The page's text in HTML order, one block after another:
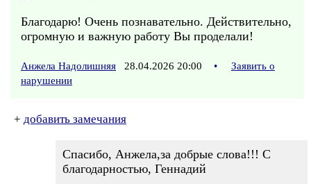
Благодарю! Очень познавательно. Действительно,
огромную и важную работу Вы проделали!
Анжела Надолишняя 28.04.2026 20:00 •
Заявить о
нарушении
+ добавить замечания
Спасибо, Анжела,за добрые слова!!! С
благодарностью, Геннадий